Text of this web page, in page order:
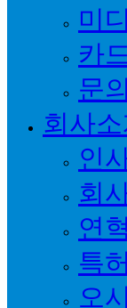
미
카
문
회사소
인
회
연혁
특
오